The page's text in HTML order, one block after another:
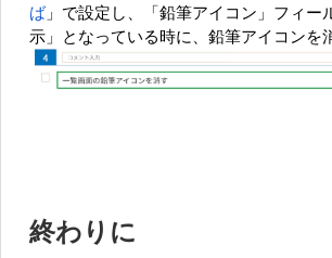
ば」で設定し、「鉛筆アイコン」フィー
示」となっている時に、鉛筆アイコンを
終わりに